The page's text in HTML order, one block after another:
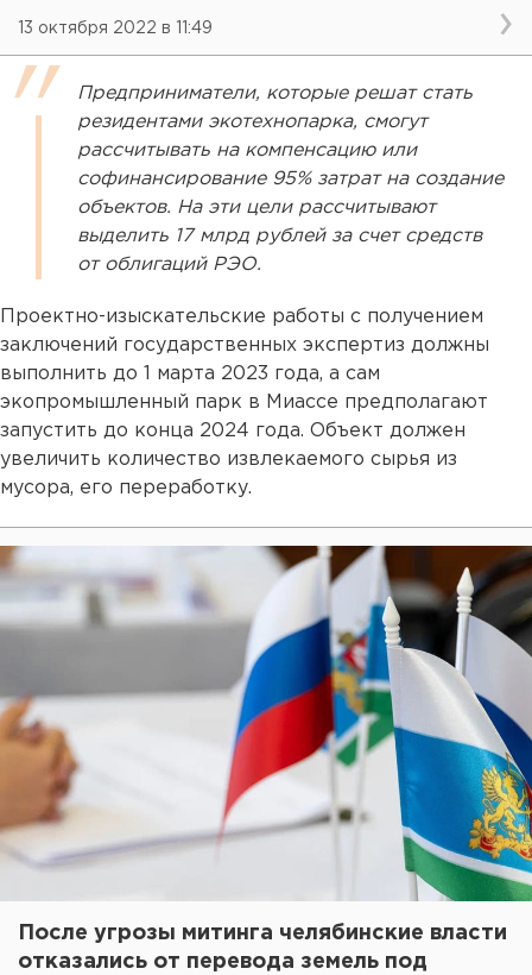
13 октября 2022 в 11:49
Предприниматели, которые решат стать
резидентами экотехнопарка, смогут
рассчитывать на компенсацию или
софинансирование 95% затрат на создание
объектов. На эти цели рассчитывают
выделить 17 млрд рублей за счет средств
от облигаций РЭО.
Проектно-изыскательские работы с получением
заключений государственных экспертиз должны
выполнить до 1 марта 2023 года, а сам
экопромышленный парк в Миассе предполагают
запустить до конца 2024 года. Объект должен
увеличить количество извлекаемого сырья из
мусора, его переработку.
После угрозы митинга челябинские власти
отказались от перевода земель под